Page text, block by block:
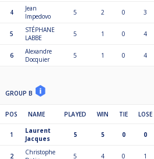
4
Jean
Impedovo
5 2 0 3
5
STÉPHANE
LABBE
5 1 0 4
6
Alexandre
Docquier
5 1 0 4
GROUP B
POS NAME PLAYED WIN TIE LOSE
1
Laurent
Jacques
5 5 0 0
2
Christophe
5 4 0 1